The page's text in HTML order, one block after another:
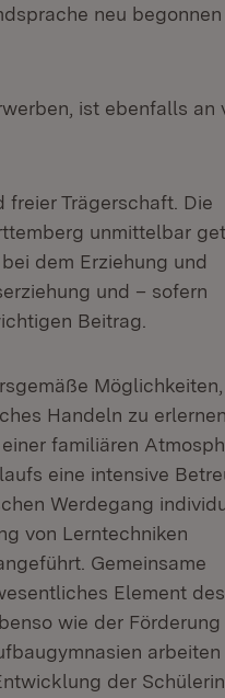
neu begonnen
ist ebenfalls an
Trägerschaft. Die
unmittelbar
dem Erziehung und
und – sofern
Beitrag.
Handeln zu
familiären
eine intensive
Werdegang
von Lerntechniken
Gemeinsame
Element des
wie der Förderung
arbeiten
der